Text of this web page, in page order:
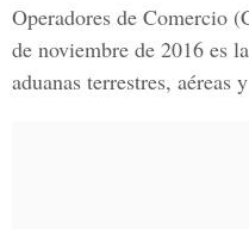
Operadores de Comercio
de noviembre de 2016 es
aduanas terrestres, aéreas